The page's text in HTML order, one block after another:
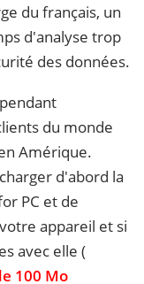
du français, un
d'analyse trop
des données.
du monde
Amérique.
d'abord la
PC et de
appareil et si
avec elle (
100 Mo